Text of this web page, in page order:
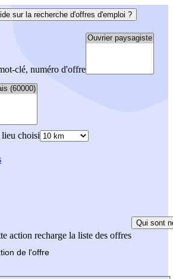
sur la recherche d'offres d'emploi ?
clé, numéro d'offre
choisi
action recharge la liste des offres
Qui sont
de l'offre